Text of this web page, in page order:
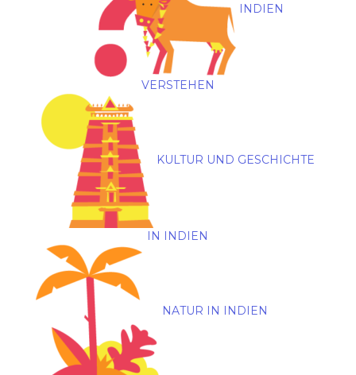
INDIEN
VERSTEHEN
KULTUR UND GESCHICHTE
IN INDIEN
NATUR IN INDIEN